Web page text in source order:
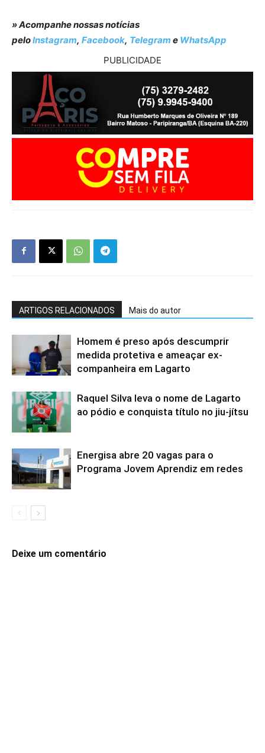
» Acompanhe nossas notícias
peloInstagram, Facebook, Telegram e WhatsApp
PUBLICIDADE
ARTIGOS RELACIONADOS Mais do autor
Homem é preso após descumprir
medida protetiva e ameaçar ex-
companheira em Lagarto
Raquel Silva leva o nome de Lagarto
ao pódio e conquista título no jiu-jítsu
Energisa abre 20 vagas para o
Programa Jovem Aprendiz em redes
Deixe um comentário